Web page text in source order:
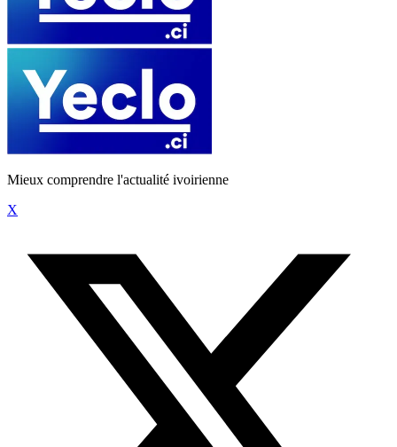
Mieux comprendre l'actualité ivoirienne
X